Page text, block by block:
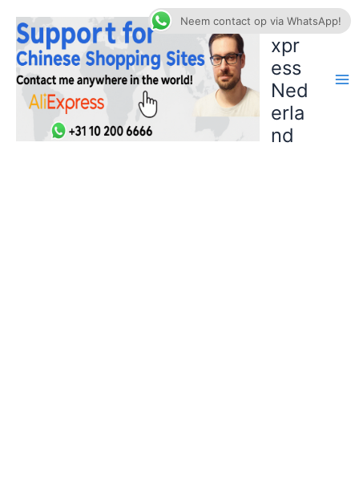
naar
inhoud
AliE
xpr
ess
Ned
erla
nd
Neem contact op via WhatsApp!